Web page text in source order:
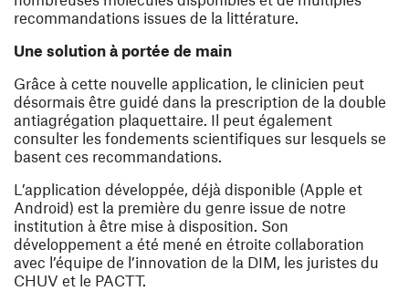
recommandations issues de la littérature.
Une solution à portée de main
Grâce à cette nouvelle application, le clinicien peut
désormais être guidé dans la prescription de la double
antiagrégation plaquettaire. Il peut également
consulter les fondements scientifiques sur lesquels se
basent ces recommandations.
L’application développée, déjà disponible (Apple et
Android) est la première du genre issue de notre
institution à être mise à disposition. Son
développement a été mené en étroite collaboration
avec l’équipe de l’innovation de la DIM, les juristes du
CHUV et le PACTT.